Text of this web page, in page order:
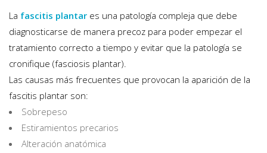
La fascitis plantar es una patología compleja que debe
diagnosticarse de manera precoz para poder empezar el
tratamiento correcto a tiempo y evitar que la patología se
cronifique (fasciosis plantar).
Las causas más frecuentes que provocan la aparición de la
fascitis plantar son:
Sobrepeso
Estiramientos precarios
Alteración anatómica